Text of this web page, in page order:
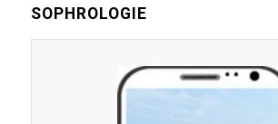
SOPHROLOGIE